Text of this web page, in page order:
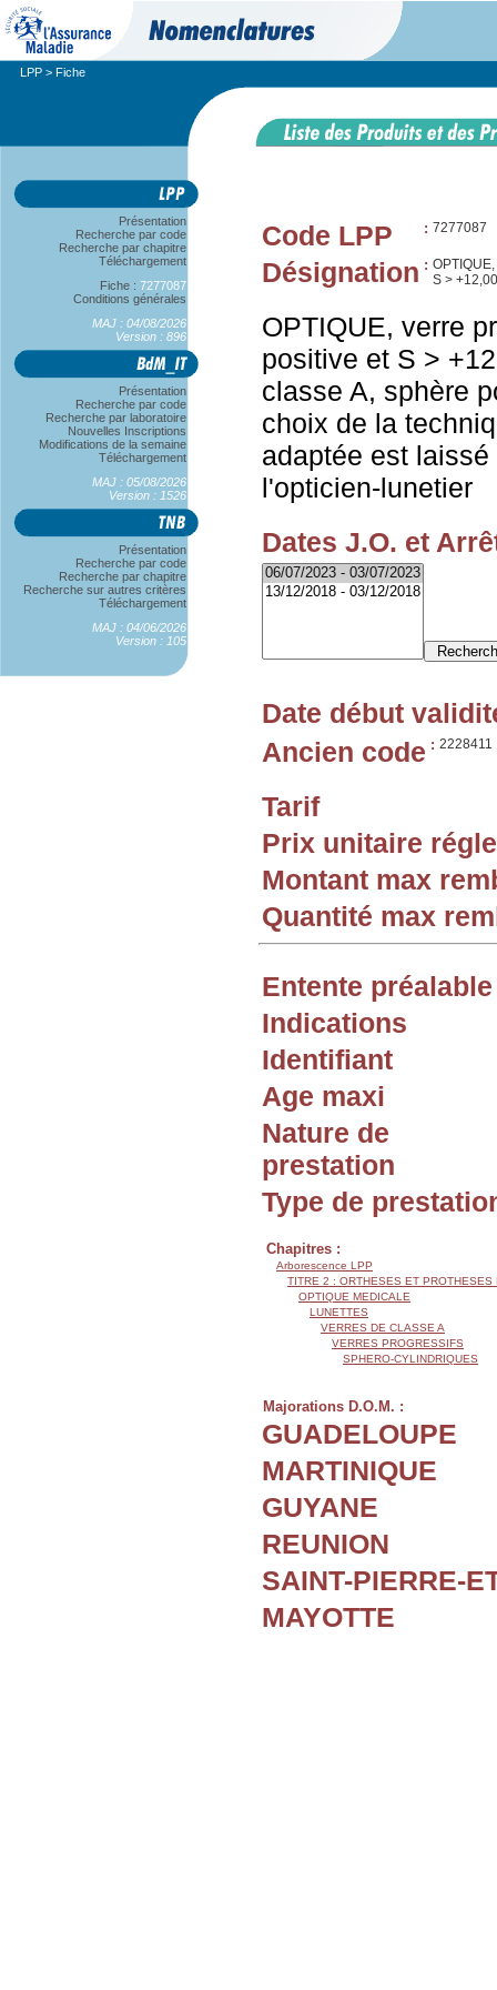
LPP > Fiche
Présentation
Recherche par code
Recherche par chapitre
Téléchargement
Fiche : 7277087
Conditions générales
MAJ : 04/08/2026
Version : 896
Présentation
Recherche par code
Recherche par laboratoire
Nouvelles Inscriptions
Modifications de la semaine
Téléchargement
MAJ : 05/08/2026
Version : 1526
Présentation
Recherche par code
Recherche par chapitre
Recherche sur autres critères
Téléchargement
MAJ : 04/06/2026
Version : 105
Code LPP : 7277087
Désignation :
S >
OPTIQUE, verre
positive et S >
classe A, sphère
choix de la
adaptée est
l'opticien-lunetier
Dates J.O. et
Date début
Ancien code : 2228411
Tarif
Prix unitaire
Montant max
Quantité max
Entente préalable
Indications
Identifiant
Age maxi
Nature de
prestation
Type de
Chapitres :
Arborescence LPP
TITRE 2 : ORTHESES ET PROTHESES
OPTIQUE MEDICALE
LUNETTES
VERRES DE CLASSE A
VERRES PROGRESSIFS
SPHERO-CYLINDRIQUES
Majorations D.O.M. :
GUADELOUPE
MARTINIQUE
GUYANE
REUNION
SAINT-PIERRE-
MAYOTTE